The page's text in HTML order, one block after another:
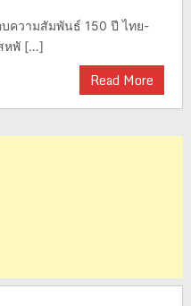
ความสัมพันธ์ 150 ปี ไทย-
หพั […]
Read More